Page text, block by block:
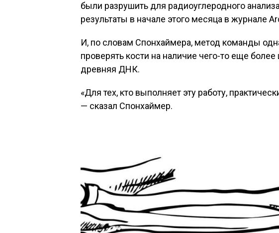
были разрушить для радиоуглеродного
результаты в начале этого месяца в журнале
И, по словам Спонхаймера, метод команды
проверять кости на наличие чего-то еще более
древняя ДНК.
«Для тех, кто выполняет эту работу,
— сказал Спонхаймер.